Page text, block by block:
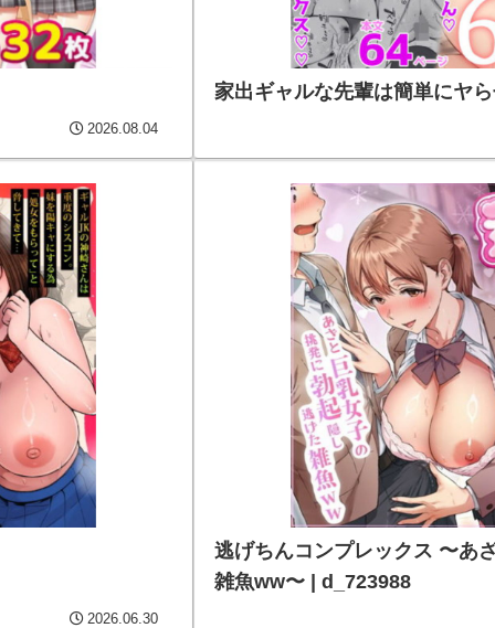
2026.08.04
家出ギャルな先輩は簡単にヤ
2026.06.30
逃げちんコンプレックス 〜あ
雑魚ww〜 | d_723988